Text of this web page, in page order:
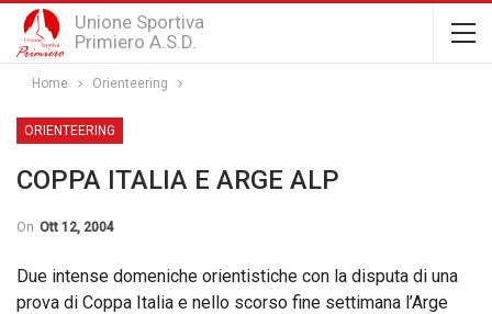
Unione Sportiva
Primiero A.S.D.
Home Orienteering
ORIENTEERING
COPPA ITALIA E ARGE ALP
On Ott 12, 2004
Due intense domeniche orientistiche con la disputa di una
prova di Coppa Italia e nello scorso fine settimana l’Arge